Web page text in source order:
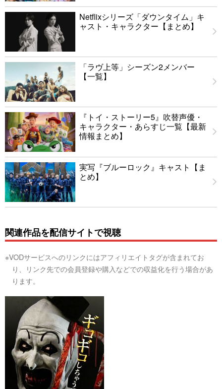
Netflixシリーズ「ダウンタイム」キ
ャスト・キャラクター【まとめ】
「ラヴ上等」シーズン2メンバー
【一覧】
『トイ・ストーリー5』吹替声優・
キャラクター・あらすじ一覧【最新
情報まとめ】
実写『ブルーロック』キャスト【ま
とめ】
関連作品を配信サイトで視聴
※VODサービスへのリンクにはアフィリエイトタグが含まれてお
り、リンク先での会員登録や購入などでの収益化を行う場合があ
ります。